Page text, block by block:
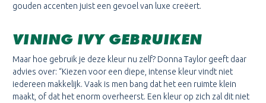
gouden accenten juist een gevoel van luxe creëert.
VINING IVY GEBRUIKEN
Maar hoe gebruik je deze kleur nu zelf? Donna Taylor geeft daar
advies over: “Kiezen voor een diepe, intense kleur vindt niet
iedereen makkelijk. Vaak is men bang dat het een ruimte klein
maakt, of dat het enorm overheerst. Een kleur op zich zal dit niet